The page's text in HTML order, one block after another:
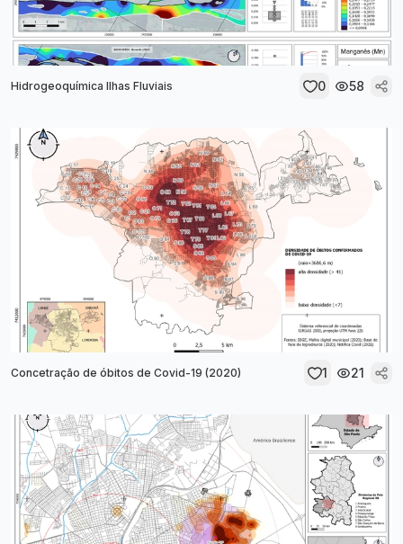
Hidrogeoquímica Ilhas Fluviais 0 58
Concetração de óbitos de Covid-19 (2020) 1 21